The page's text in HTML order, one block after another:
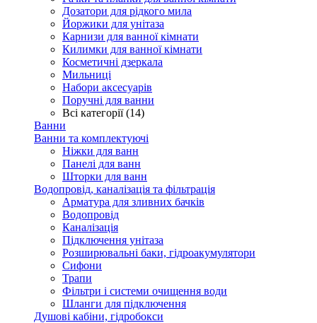
Дозатори для рідкого мила
Йоржики для унітаза
Карнизи для ванної кімнати
Килимки для ванної кімнати
Косметичні дзеркала
Мильниці
Набори аксесуарів
Поручні для ванни
Всі категорії (14)
Ванни
Ванни та комплектуючі
Ніжки для ванн
Панелі для ванн
Шторки для ванн
Водопровід, каналізація та фільтрація
Арматура для зливних бачків
Водопровід
Каналізація
Підключення унітаза
Розширювальні баки, гідроакумулятори
Сифони
Трапи
Фільтри і системи очищення води
Шланги для підключення
Душові кабіни, гідробокси